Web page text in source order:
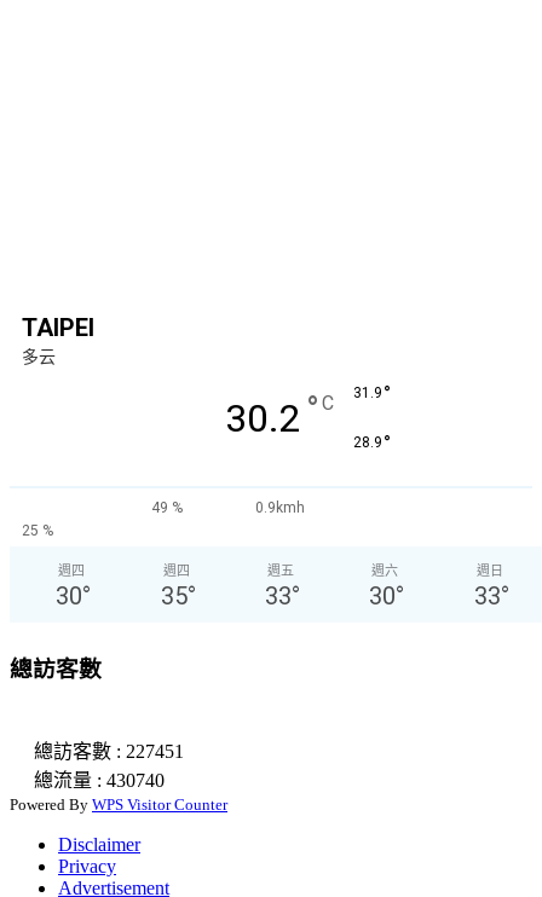
TAIPEI
多云
30.2 ° C 31.9 °
28.9 °
49 %
0.9kmh
25 %
週四
30°
週四
35°
週五
33°
週六
30°
週日
33°
總訪客數
總訪客數 : 227451
總流量 : 430740
Powered By WPS Visitor Counter
Disclaimer
Privacy
Advertisement